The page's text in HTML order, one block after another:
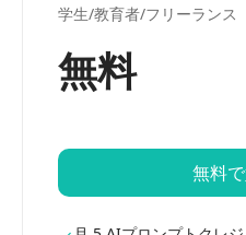
学生/教育者/フリーランス
無料
無料